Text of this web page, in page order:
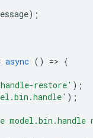
);
async () => {
restore' );
);